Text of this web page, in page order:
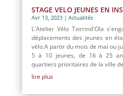
STAGE VELO JEUNES EN
Avr 13, 2023| Actualités
L'Atelier Vélo Txirrind'Ola
déplacements des jeunes en
vélo.A partir du mois de mai ou
5 à 10 jeunes, de 16 à 25
quartiers prioritaires de la ville
lire plus